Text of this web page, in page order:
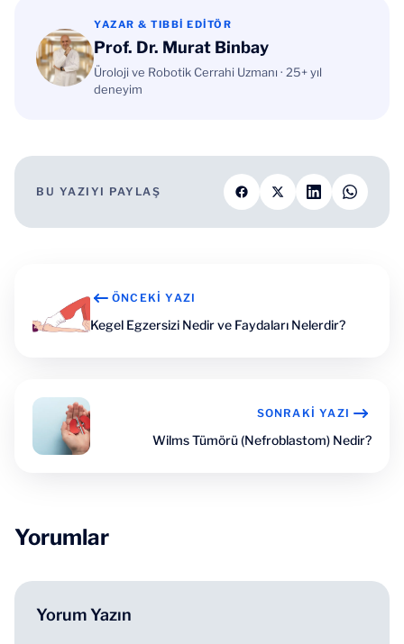
YAZAR & TIBBI EDITÖR
Prof. Dr. Murat Binbay
Üroloji ve Robotik Cerrahi Uzmanı · 25+ yıl
deneyim
BU YAZIYI PAYLAŞ
ÖNCEKI YAZI
Kegel Egzersizi Nedir ve Faydaları Nelerdir?
SONRAKI YAZI
Wilms Tümörü (Nefroblastom) Nedir?
Yorumlar
Yorum Yazın